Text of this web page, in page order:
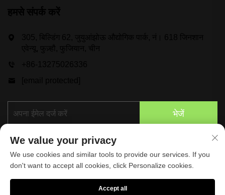
भेजें
We value your privacy
We use cookies and similar tools to provide our services. If you
don't want to accept all cookies, click Personalize cookies.
Accept all